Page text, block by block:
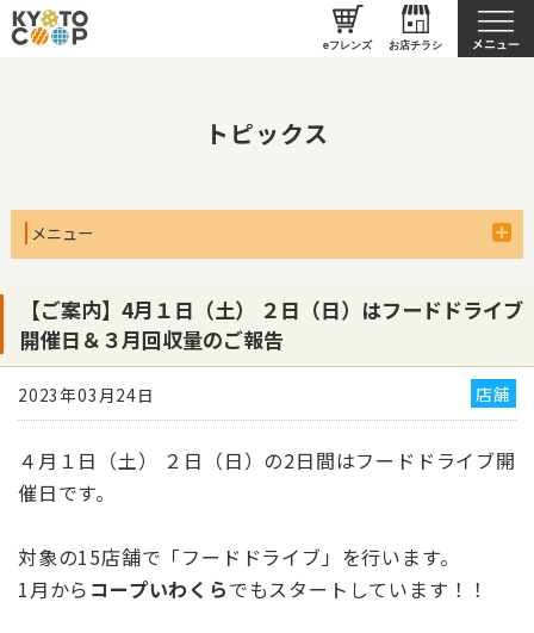
eフレンズ お店チラシ
京都生協について
トピックス
メニュー
【ご案内】4月１日（土） ２日（日）はフードドライブ
開催日＆３月回収量のご報告
2023年03月24日 店舗
４月１日（土） ２日（日）の2日間はフードドライブ開
催日です。
対象の15店舗で「フードドライブ」を行います。
1月から コープいわくらでもスタートしています！！